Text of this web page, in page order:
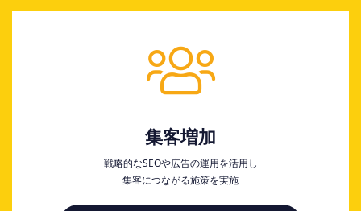
集客増加
戦略的なSEOや広告の運用を活用し
集客につながる施策を実施